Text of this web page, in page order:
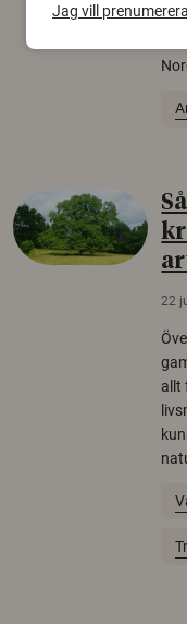
22
allt
Jag vill prenumerera